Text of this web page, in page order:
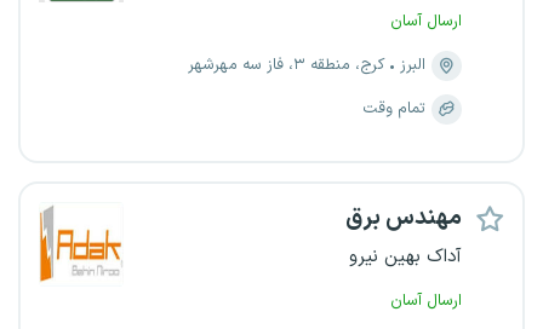
ارسال آسان
البرز
کرج، منطقه ۳، فاز سه مهرشهر
تمام وقت
مهندس برق
آداک بهین نیرو
ارسال آسان